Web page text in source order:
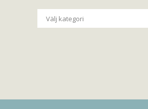
Kategorier